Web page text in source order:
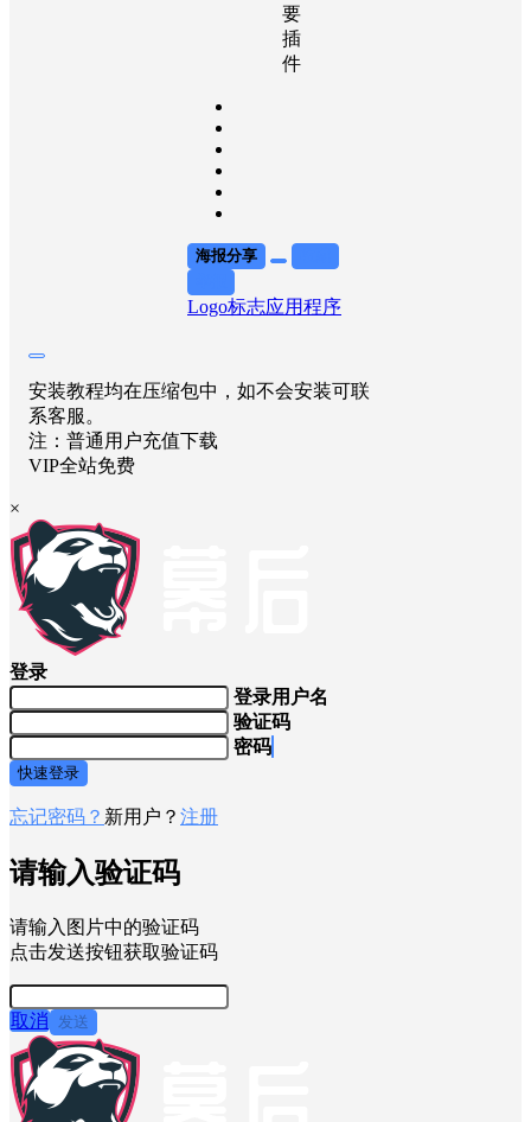
要
插
件
海报分享
Logo标志应用程序
安装教程均在压缩包中，如不会安装可联
系客服。
注：普通用户充值下载
VIP全站免费
×
登录
登录用户名
验证码
密码
快速登录
忘记密码？ 新用户？ 注册
请输入验证码
请输入图片中的验证码
点击发送按钮获取验证码
取消 发送